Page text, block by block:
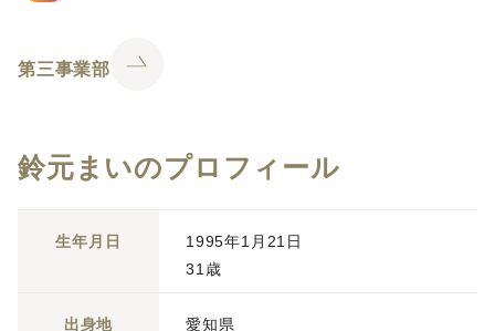
第三事業部
鈴元まいのプロフィール
生年月日
1995年1月21日
31歳
出身地 愛知県